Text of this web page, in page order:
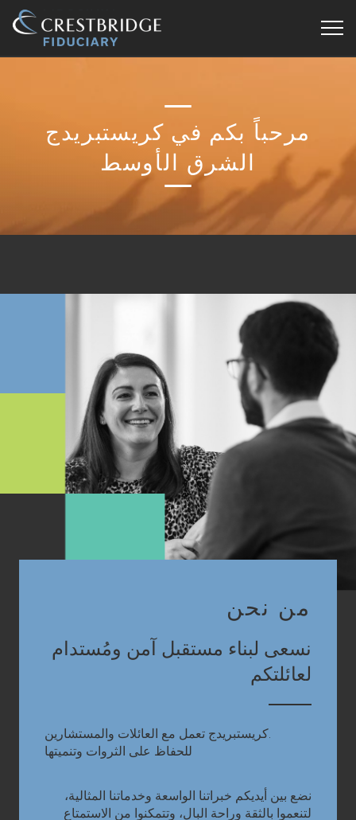
مرحباً بكم في كريستبريدج
الشرق الأوسط
من نحن
نسعى لبناء مستقبل آمن ومُستدام
لعائلتكم
.كريستبريدج تعمل مع العائلات والمستشارين
للحفاظ على الثروات وتنميتها
نضع بين أيديكم خبراتنا الواسعة وخدماتنا المثالية،
لتنعموا بالثقة وراحة البال، وتتمكنوا من الاستمتاع